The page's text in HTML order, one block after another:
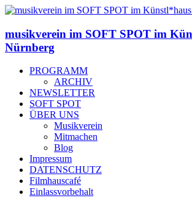
musikverein im SOFT SPOT im
Nürnberg
PROGRAMM
ARCHIV
NEWSLETTER
SOFT SPOT
ÜBER UNS
Musikverein
Mitmachen
Blog
Impressum
DATENSCHUTZ
Filmhauscafé
Einlassvorbehalt